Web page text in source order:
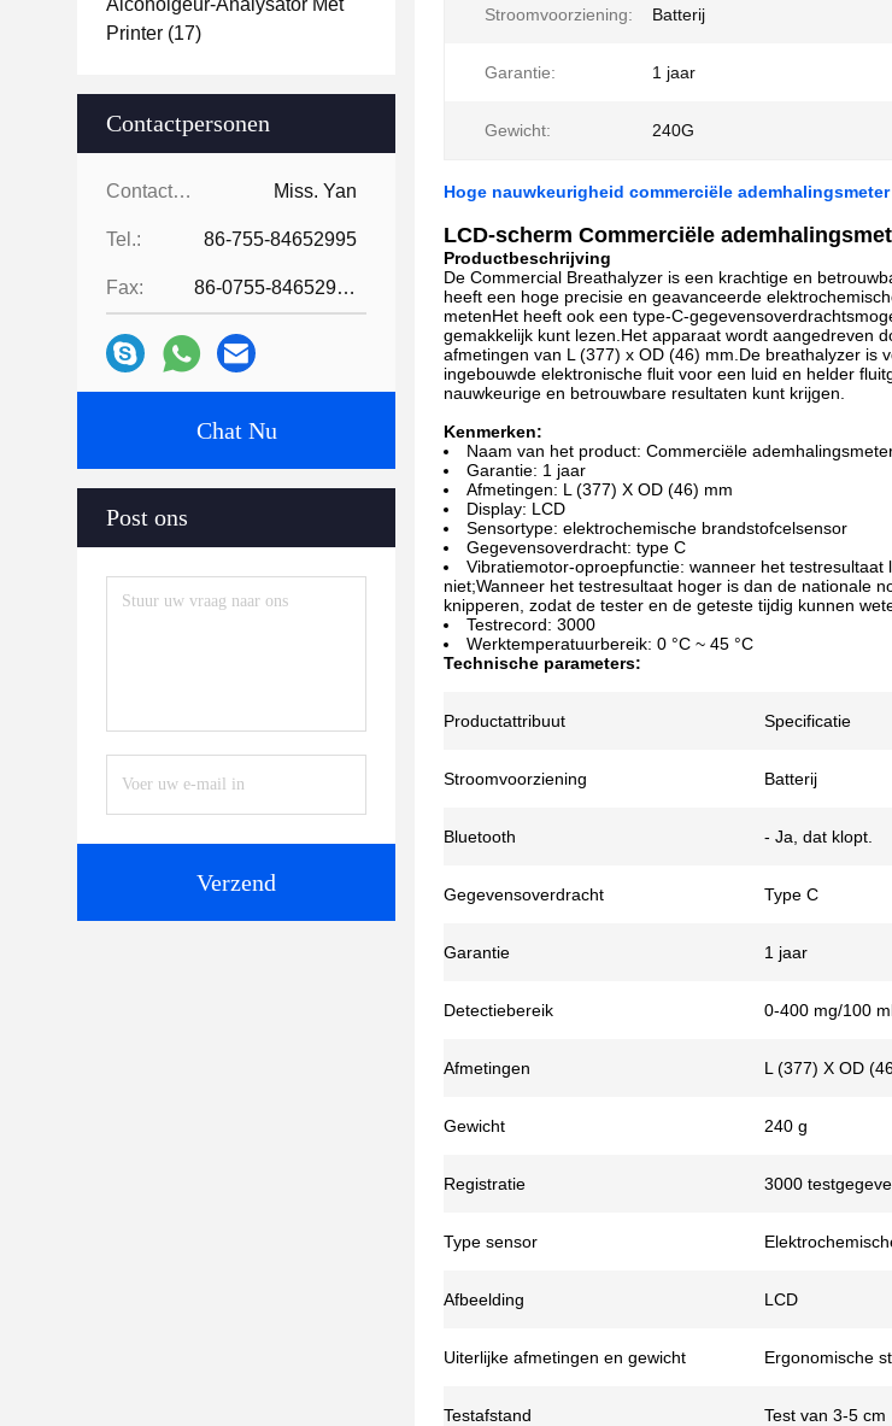
Alcoholgeur-Analysator Met
Printer (17)
Contactpersonen
Contactpersonen: Miss. Yan
Tel.: 86-755-84652995
Fax: 86-0755-84652995
Chat Nu
Post ons
Verzend
Stroomvoorziening: Batterij
Garantie: 1 jaar
Gewicht: 240G
Hoge nauwkeurigheid commerciële
LCD-scherm Commerciële
Productbeschrijving
De Commercial Breathalyzer is een krachtige en
heeft een hoge precisie en geavanceerde
metenHet heeft ook een type-C-
gemakkelijk kunt lezen.Het apparaat wordt aangedreven
afmetingen van L (377) x OD (46) mm.De breathalyzer is
ingebouwde elektronische fluit voor een luid en helder
nauwkeurige en betrouwbare resultaten kunt krijgen.
Kenmerken:
Naam van het product: Commerciële
Garantie: 1 jaar
Afmetingen: L (377) X OD (46) mm
Display: LCD
Sensortype: elektrochemische brandstofcelsensor
Gegevensoverdracht: type C
Vibratiemotor-oproepfunctie: wanneer het
niet;Wanneer het testresultaat hoger is dan de nationale
knipperen, zodat de tester en de geteste tijdig kunnen
Testrecord: 3000
Werktemperatuurbereik: 0 °C ~ 45 °C
Technische parameters:
Productattribuut Specificatie
Stroomvoorziening Batterij
Bluetooth - Ja, dat klopt.
Gegevensoverdracht Type C
Garantie 1 jaar
Detectiebereik 0-400 mg/100
Afmetingen L (377) X OD
Gewicht 240 g
Registratie 3000
Type sensor
Afbeelding LCD
Uiterlijke afmetingen en gewicht Ergonomische
Testafstand Test van 3-5 cm